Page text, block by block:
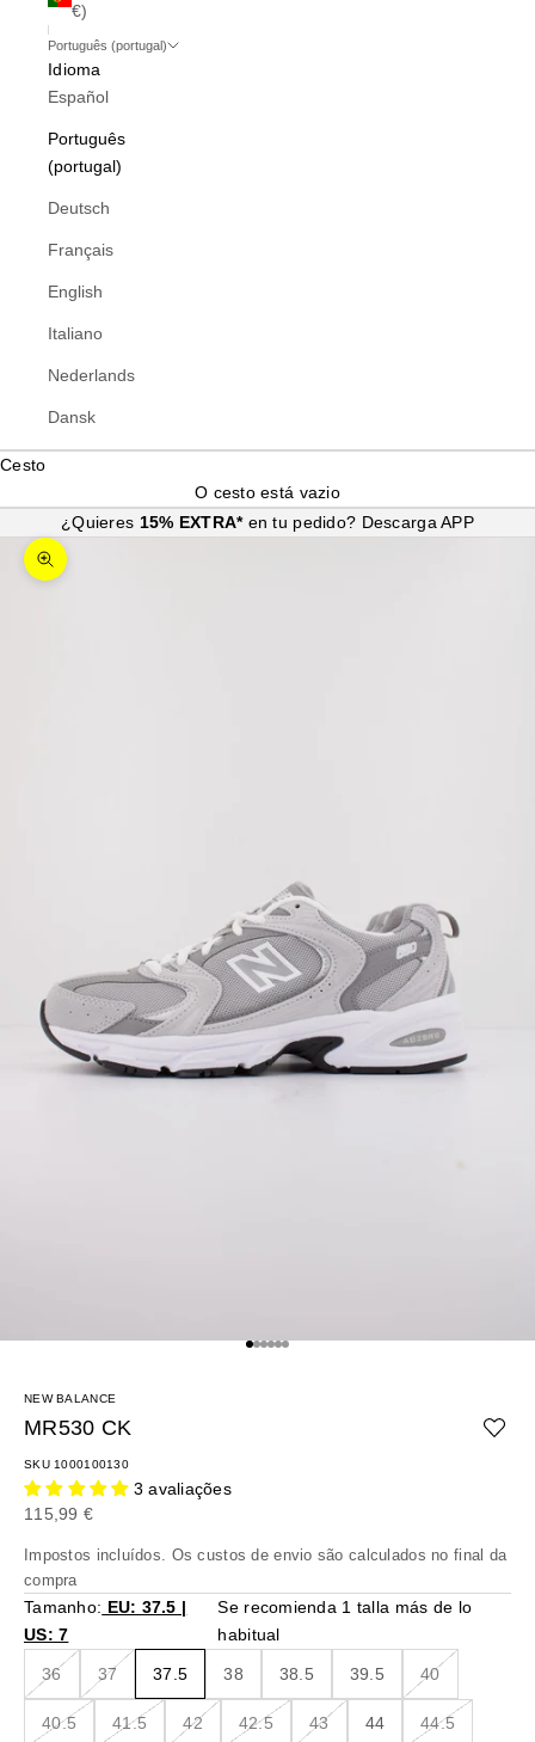
€)
Português (portugal)
Idioma
Español
Português
(portugal)
Deutsch
Français
English
Italiano
Nederlands
Dansk
Cesto
O cesto está vazio
¿Quieres 15% EXTRA* en tu pedido? Descarga APP
Ampliar
Ir para o artigo 1
Ir para o artigo 2
Ir para o artigo 3
Ir para o artigo 4
Ir para o artigo 5
Ir para o artigo 6
NEW BALANCE
MR530 CK
SKU 1000100130
3 avaliações
Preço promocional
115,99 €
Impostos incluídos. Oscustos de envio são calculados no final da
compra
Tamanho: EU: 37.5 |
US: 7
Se recomienda 1 talla más de lo
habitual
36 37 37.5 38 38.5 39.5 40
40.5 41.5 42 42.5 43 44 44.5